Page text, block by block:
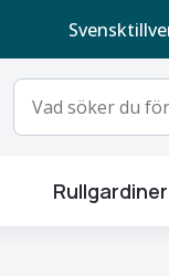
Rullgardiner